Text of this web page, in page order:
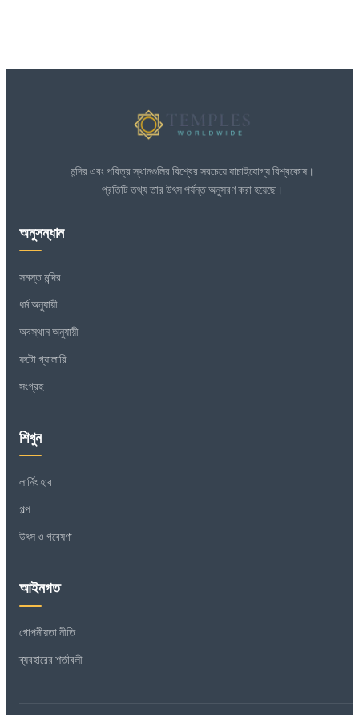
মন্দির এবং পবিত্র স্থানগুলির বিশ্বের সবচেয়ে যাচাইযোগ্য বিশ্বকোষ।
প্রতিটি তথ্য তার উৎস পর্যন্ত অনুসরণ করা হয়েছে।
অনুসন্ধান
সমস্ত মন্দির
ধর্ম অনুযায়ী
অবস্থান অনুযায়ী
ফটো গ্যালারি
সংগ্রহ
শিখুন
লার্নিং হাব
গল্প
উৎস ও গবেষণা
আইনগত
গোপনীয়তা নীতি
ব্যবহারের শর্তাবলী